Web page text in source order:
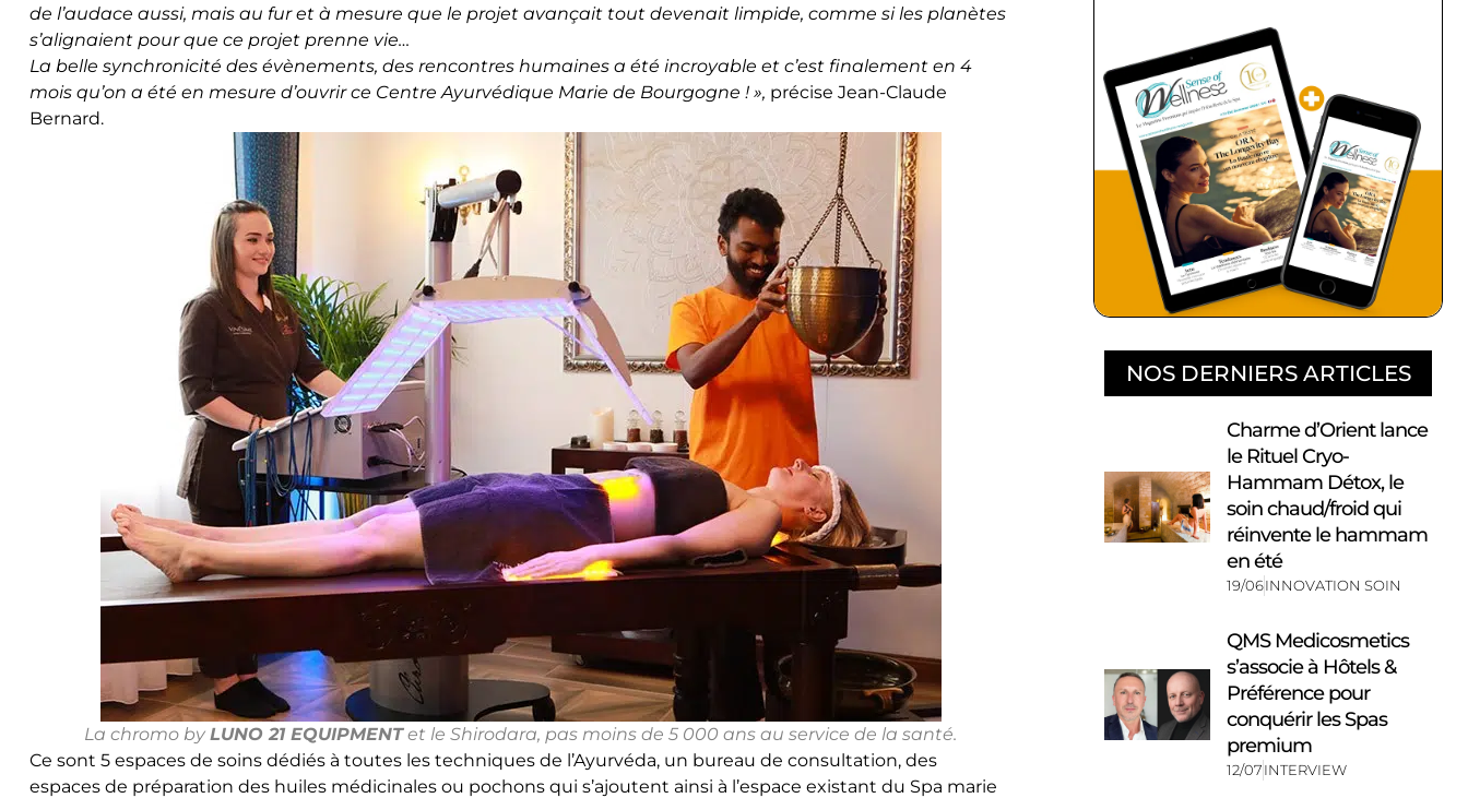
de l’audace aussi, mais au fur et à mesure que le projet avançait tout devenait limpide, comme si les planètes
s’alignaient pour que ce projet prenne vie…
La belle synchronicité des évènements, des rencontres humaines a été incroyable et c’est finalement en 4
mois qu’on a été en mesure d’ouvrir ce Centre Ayurvédique Marie de Bourgogne ! », précise Jean-Claude
Bernard.
La chromo byLUNO 21 EQUIPMENTet le Shirodara, pas moins de 5 000 ans au service de la santé.
Ce sont 5 espaces de soins dédiés à toutes les techniques de l’Ayurvéda, un bureau de consultation, des
espaces de préparation des huiles médicinales ou pochons qui s’ajoutent ainsi à l’espace existant du Spa marie
NOS DERNIERS ARTICLES
Charme d’Orient lance
le Rituel Cryo-
Hammam Détox, le
soin chaud/froid qui
réinvente le hammam
en été
19/06INNOVATION SOIN
QMS Medicosmetics
s’associe à Hôtels &
Préférence pour
conquérir les Spas
premium
12/07INTERVIEW